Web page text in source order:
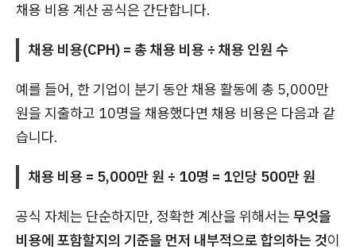
채용 비용 계산 공식은 간단합니다.
채용 비용(CPH) = 총 채용 비용 ÷ 채용 인원 수
예를 들어, 한 기업이 분기 동안 채용 활동에 총 5,000만
원을 지출하고 10명을 채용했다면 채용 비용은 다음과 같
습니다.
채용 비용 = 5,000만 원 ÷ 10명 = 1인당 500만 원
공식 자체는 단순하지만, 정확한 계산을 위해서는 무엇을
비용에 포함할지의 기준을 먼저 내부적으로 합의하는 것이